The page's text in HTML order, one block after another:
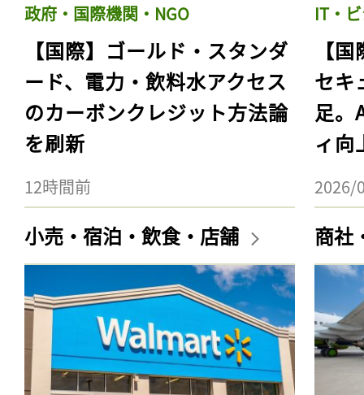
政府・国際機関・NGO
【国際】ゴールド・スタンダ
ード、電力・飲料水アクセス
のカーボンクレジット方法論
を刷新
12時間前
IT・
【
セキ
足。
ィ向
2026/
小売・宿泊・飲食・店舗 商社